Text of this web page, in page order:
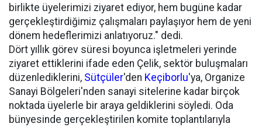
birlikte üyelerimizi ziyaret ediyor, hem bugüne kadar
gerçekleştirdiğimiz çalışmaları paylaşıyor hem de yeni
dönem hedeflerimizi anlatıyoruz." dedi.
Dört yıllık görev süresi boyunca işletmeleri yerinde
ziyaret ettiklerini ifade eden Çelik, sektör buluşmaları
düzenlediklerini, Sütçüler'den Keçiborlu'ya, Organize
Sanayi Bölgeleri'nden sanayi sitelerine kadar birçok
noktada üyelerle bir araya geldiklerini söyledi. Oda
bünyesinde gerçekleştirilen komite toplantılarıyla